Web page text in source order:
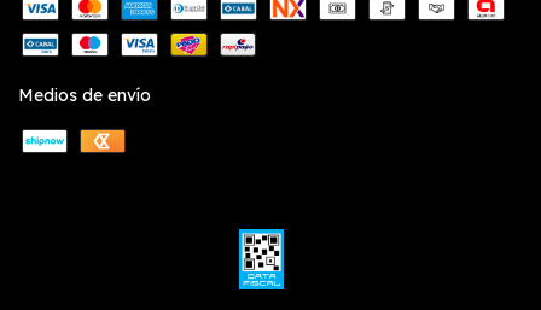
Medios de envío